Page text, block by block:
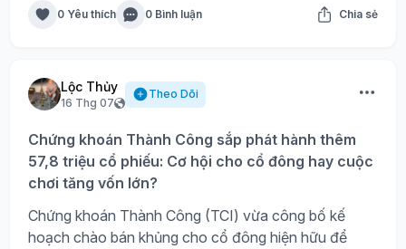
0 Yêu thích 0 Bình luận Chia sẻ
Lộc Thủy
16 Thg 07
Theo Dõi
Chứng khoán Thành Công sắp phát hành thêm
57,8 triệu cổ phiếu: Cơ hội cho cổ đông hay cuộc
chơi tăng vốn lớn?
Chứng khoán Thành Công (TCI) vừa công bố kế
hoạch chào bán khủng cho cổ đông hiện hữu để